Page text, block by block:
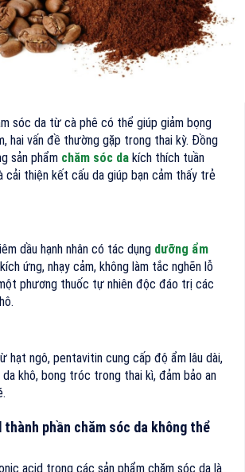
sóc da từ cà phê có thể giúp giảm bọng
hai vấn đề thường gặp trong thai kỳ. Đồng
sản phẩm chăm sóc da kích thích tuần
cải thiện kết cấu da giúp bạn cảm thấy trẻ
dầu hạnh nhân có tác dụng dưỡng ẩm
ứng, nhạy cảm, không làm tắc nghẽn lỗ
phương thuốc tự nhiên độc đáo trị các
hạt ngô, pentavitin cung cấp độ ẩm lâu dài,
khô, bong tróc trong thai kì, đảm bảo an
thành phần chăm sóc da không thể
acid trong các sản phẩm chăm sóc da là